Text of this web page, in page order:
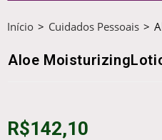
Início > Cuidados Pessoais >
Aloe
R$142,10